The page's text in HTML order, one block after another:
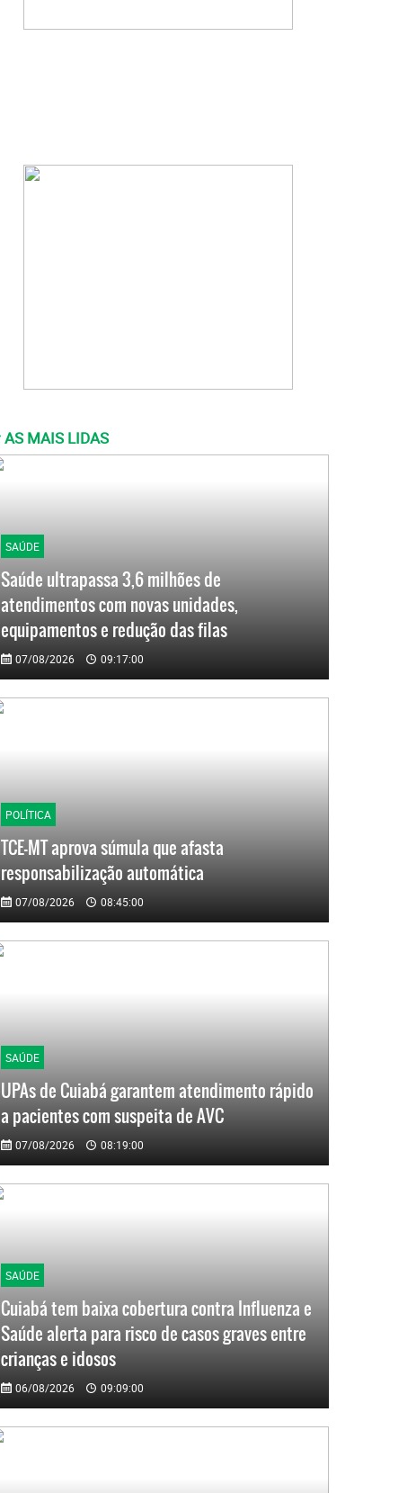
AS MAIS LIDAS
SAÚDE
Saúde ultrapassa 3,6 milhões de
atendimentos com novas unidades,
equipamentos e redução das filas
07/08/2026 09:17:00
POLÍTICA
TCE-MT aprova súmula que afasta
responsabilização automática
07/08/2026 08:45:00
SAÚDE
UPAs de Cuiabá garantem atendimento rápido
a pacientes com suspeita de AVC
07/08/2026 08:19:00
SAÚDE
Cuiabá tem baixa cobertura contra Influenza e
Saúde alerta para risco de casos graves entre
crianças e idosos
06/08/2026 09:09:00